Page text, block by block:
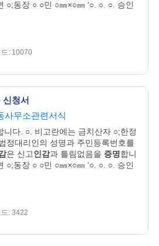
○;동장 ○ ○민 ○㎜×○㎜ ‘○. ○. ○. 승인
: 10070
신청서
사무소관련서식
니다. ○. 비고란에는 금치산자 ○;한정
정대리인의 성명과 주민등록번호를
은 신고인감과 틀림없음을 증명합니
○;동장 ○ ○민 ○㎜×○㎜ ‘○. ○. ○. 승인
: 3422